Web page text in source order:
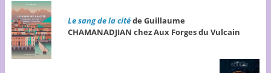
Le sang de la citéde Guillaume
CHAMANADJIAN chez Aux Forges du Vulcain